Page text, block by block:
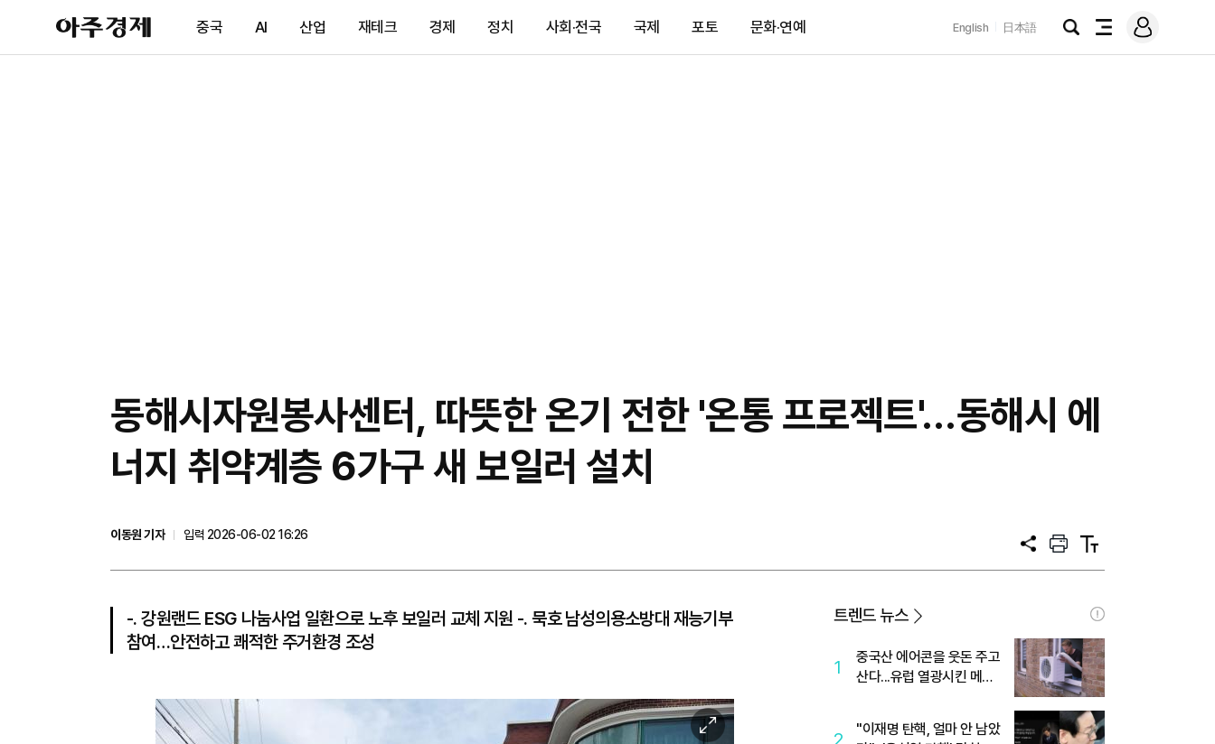
아
주
제
중국 AI 산업 재테크 경제 정치 사회·전국 국제 포토 문화·연예 English 日本語
검
전
메
그
동해시자원봉사센터, 따뜻한 온기 전한 '온통 프로젝트'…동해시 에
너지 취약계층 6가구 새 보일러 설치
이동원 기자
입력 2026-06-02 16:26
공
프
트
텍
트
-. 강원랜드 ESG 나눔사업 일환으로 노후 보일러 교체 지원 -. 묵호 남성의용소방대 재능기부
참여…안전하고 쾌적한 주거환경 조성
이
트렌드 뉴스
1
중국산 에어콘을 웃돈 주고
산다...유럽 열광시킨 메이
"이재명 탄핵, 얼마 안 남았